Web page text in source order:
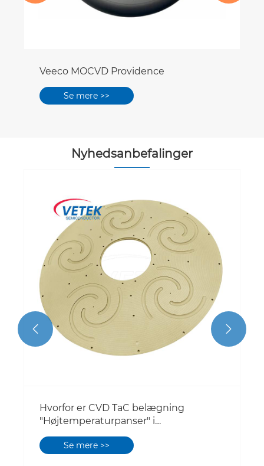
Veeco MOCVD Providence
Se mere >>
Nyhedsanbefalinger
Hvorfor er CVD TaC belægning
"Højtemperaturpanser" i
tredjegenerationshalvleder
Se mere >>
 